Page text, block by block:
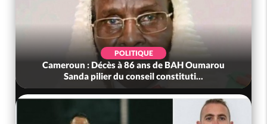
POLITIQUE
Cameroun : Décès à 86 ans de BAH Oumarou
Sanda pilier du conseil constituti...